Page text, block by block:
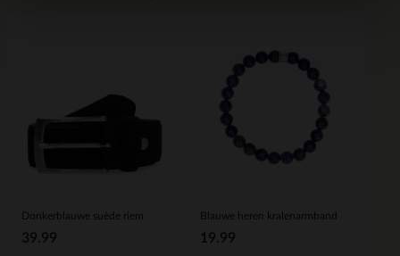
Donkerblauwe suède riem
39.99
Blauwe heren kralenarmband
19.99